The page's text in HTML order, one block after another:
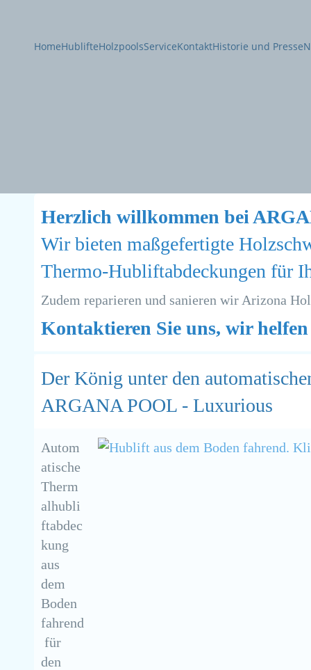
HomeHublifteHolzpoolsServiceKontaktHistorie und Presse
Herzlich willkommen bei
Wir bieten maßgefertigte
Thermo-Hubliftabdeckungen für
Zudem reparieren und sanieren wir Arizona
Kontaktieren Sie uns, wir
Der König unter den
ARGANA POOL - Luxurious
Autom
atische
Therm
alhubli
ftabdec
kung
aus
dem
Boden
fahrend
für
den